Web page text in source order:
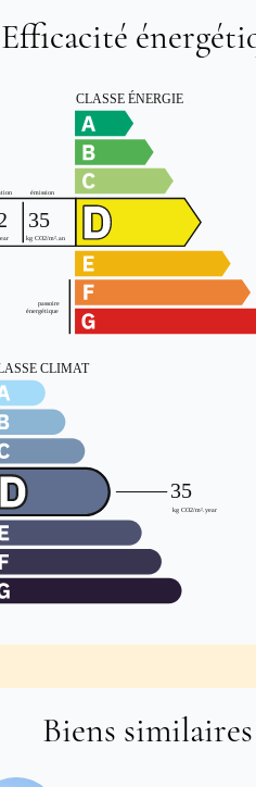
Efficacité
Biens similaires